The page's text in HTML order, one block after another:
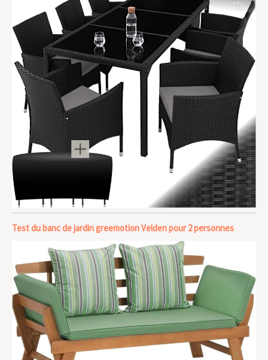
Test du banc de jardin greemotion Velden pour 2 personnes